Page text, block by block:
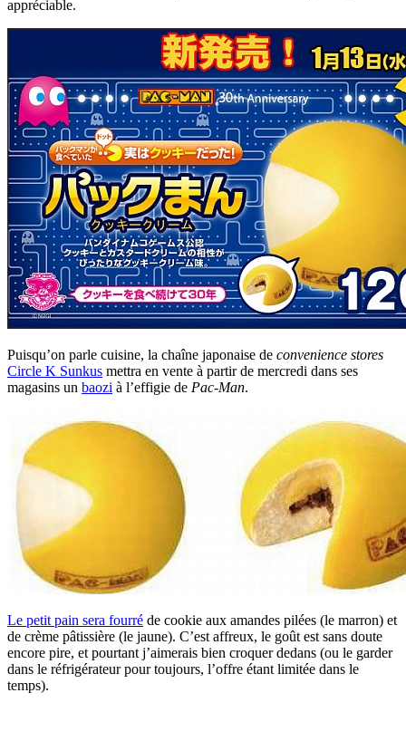
appréciable.
Puisqu’on parle cuisine, la chaîne japonaise de convenience stores
Circle K Sunkus mettra en vente à partir de mercredi dans ses
magasins un baozi à l’effigie de Pac-Man.
Le petit pain sera fourré de cookie aux amandes pilées (le marron) et
de crème pâtissière (le jaune). C’est affreux, le goût est sans doute
encore pire, et pourtant j’aimerais bien croquer dedans (ou le garder
dans le réfrigérateur pour toujours, l’offre étant limitée dans le
temps).